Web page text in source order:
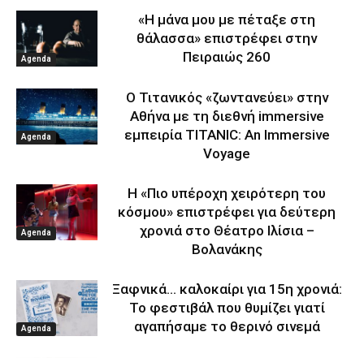
Agenda
«Η μάνα μου με πέταξε στη
θάλασσα» επιστρέφει στην
Πειραιώς 260
Agenda
Ο Τιτανικός «ζωντανεύει» στην
Αθήνα με τη διεθνή immersive
εμπειρία TITANIC: An Immersive
Voyage
Agenda
Η «Πιο υπέροχη χειρότερη του
κόσμου» επιστρέφει για δεύτερη
χρονιά στο Θέατρο Ιλίσια –
Βολανάκης
Agenda
Ξαφνικά… καλοκαίρι για 15η χρονιά:
Το φεστιβάλ που θυμίζει γιατί
αγαπήσαμε το θερινό σινεμά